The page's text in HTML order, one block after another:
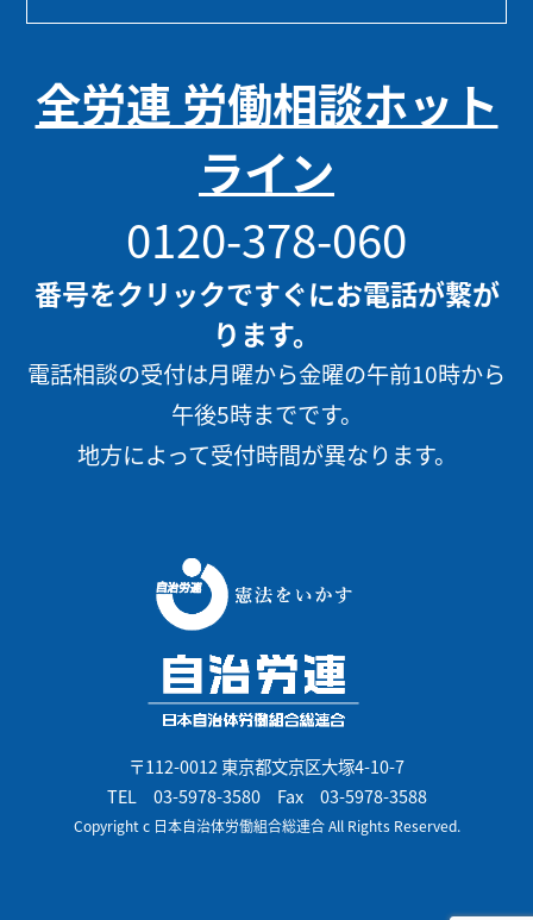
全労連 労働相談ホット
ライン
0120-378-060
番号をクリックですぐにお電話が繋が
ります。
電話相談の受付は月曜から金曜の午前10時から
午後5時までです。
地方によって受付時間が異なります。
〒112-0012 東京都文京区大塚4-10-7
TEL 03-5978-3580Fax 03-5978-3588
Copyright c 日本自治体労働組合総連合 All Rights Reserved.